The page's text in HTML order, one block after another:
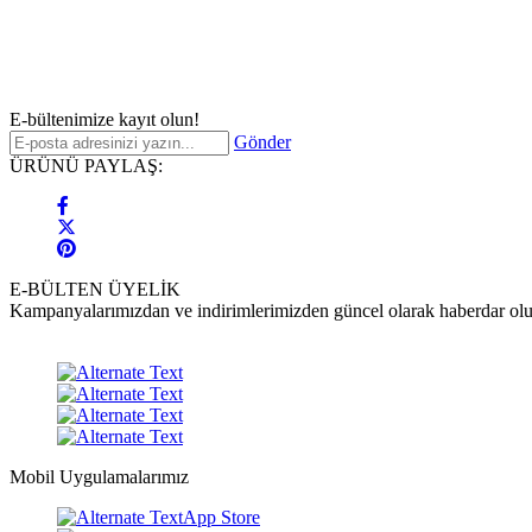
E-bültenimize kayıt olun!
Gönder
ÜRÜNÜ PAYLAŞ:
E-BÜLTEN ÜYELİK
Kampanyalarımızdan ve indirimlerimizden güncel olarak haberdar
Mobil Uygulamalarımız
App Store